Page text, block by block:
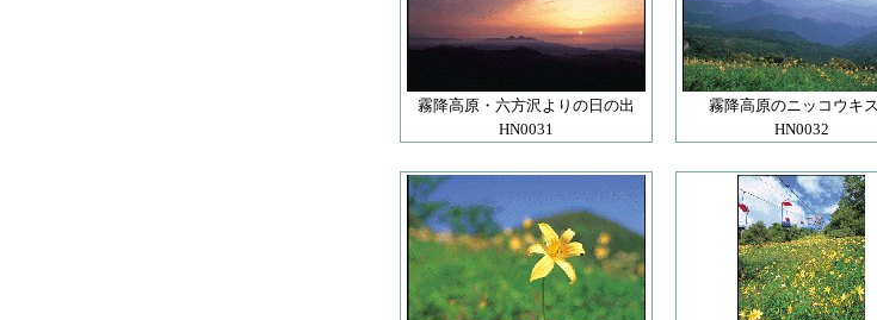
霧降高原・六方沢よりの日の出
HN0031
霧降高原のニッコウキ
HN0032